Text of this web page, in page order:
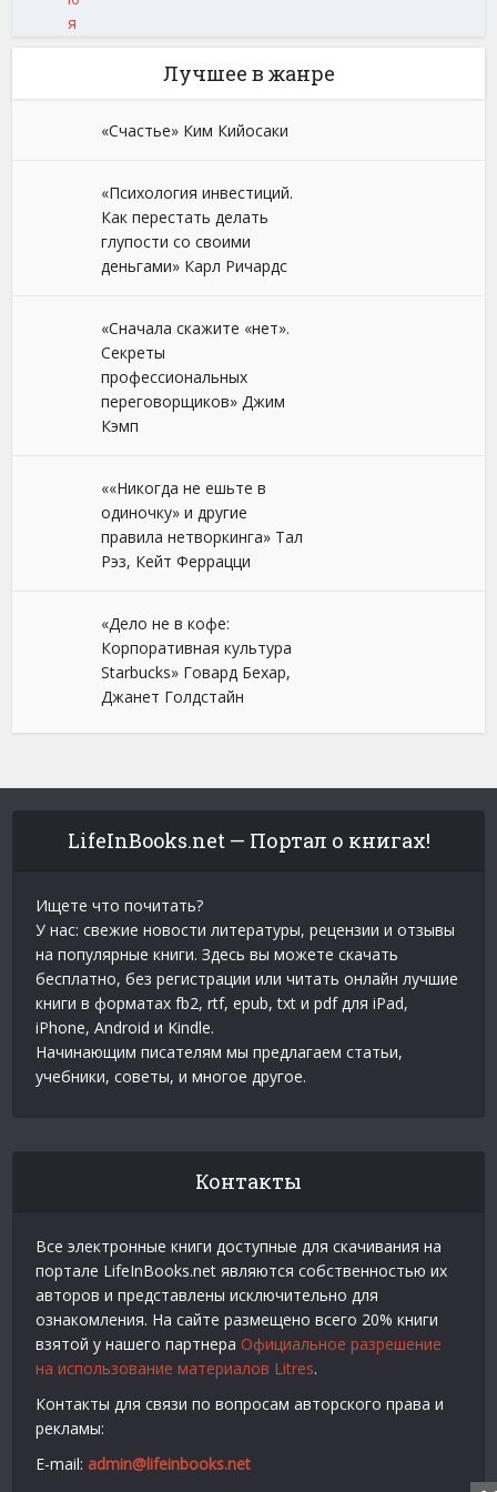
я
Лучшее в жанре
«Счастье» Ким Кийосаки
«Психология инвестиций.
Как перестать делать
глупости со своими
деньгами» Карл Ричардс
«Сначала скажите «нет».
Секреты
профессиональных
переговорщиков» Джим
Кэмп
««Никогда не ешьте в
одиночку» и другие
правила нетворкинга» Тал
Рэз, Кейт Феррацци
«Дело не в кофе:
Корпоративная культура
Starbucks» Говард Бехар,
Джанет Голдстайн
LifeInBooks.net — Портал о книгах!
Ищете что почитать?
У нас: свежие новости литературы, рецензии и отзывы
на популярные книги. Здесь вы можете скачать
бесплатно, без регистрации или читать онлайн лучшие
книги в форматах fb2, rtf, epub, txt и pdf для iPad,
iPhone, Android и Kindle.
Начинающим писателям мы предлагаем статьи,
учебники, советы, и многое другое.
Контакты
Все электронные книги доступные для скачивания на
портале LifeInBooks.net являются собственностью их
авторов и представлены исключительно для
ознакомления. На сайте размещено всего 20% книги
взятой у нашего партнера Официальное разрешение
на использование материалов Litres.
Контакты для связи по вопросам авторского права и
рекламы:
E-mail: admin@lifeinbooks.net